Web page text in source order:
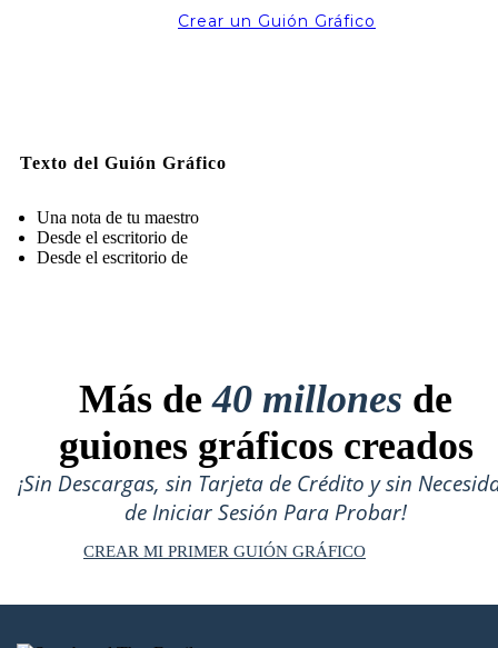
Crear un Guión Gráfico
Texto del Guión Gráfico
Una nota de tu maestro
Desde el escritorio de
Desde el escritorio de
Más de40 millones de
guiones gráficos creados
¡Sin Descargas, sin Tarjeta de Crédito y sin
de Iniciar Sesión Para Probar!
CREAR MI PRIMER GUIÓN GRÁFICO